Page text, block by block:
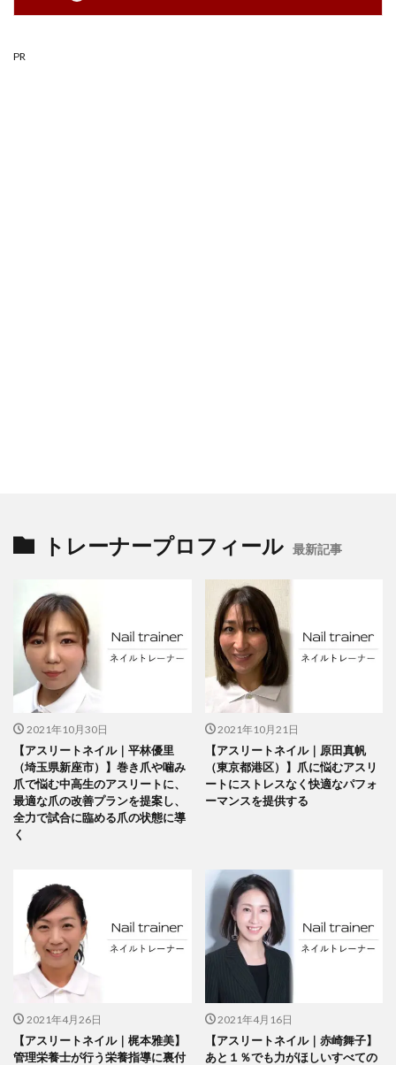
PR
トレーナープロフィール 最新記事
2021年10月30日
【アスリートネイル｜平林優里
（埼玉県新座市）】巻き爪や噛み
爪で悩む中高生のアスリートに、
最適な爪の改善プランを提案し、
全力で試合に臨める爪の状態に導
く
2021年10月21日
【アスリートネイル｜原田真帆
（東京都港区）】爪に悩むアスリ
ートにストレスなく快適なパフォ
ーマンスを提供する
2021年4月26日
【アスリートネイル｜梶本雅美】
管理栄養士が行う栄養指導に裏付
2021年4月16日
【アスリートネイル｜赤崎舞子】
あと１％でも力がほしいすべての